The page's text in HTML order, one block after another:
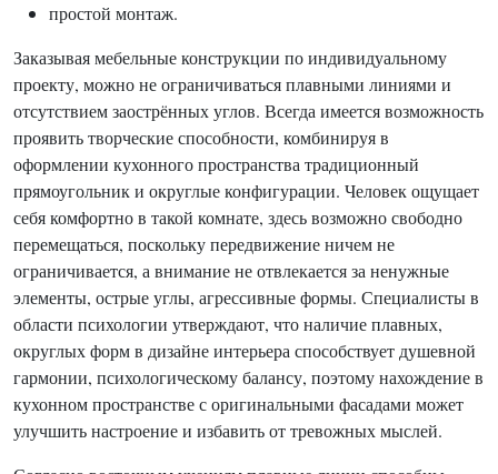
простой монтаж.
Заказывая мебельные конструкции по индивидуальному
проекту, можно не ограничиваться плавными линиями и
отсутствием заострённых углов. Всегда имеется возможность
проявить творческие способности, комбинируя в
оформлении кухонного пространства традиционный
прямоугольник и округлые конфигурации. Человек ощущает
себя комфортно в такой комнате, здесь возможно свободно
перемещаться, поскольку передвижение ничем не
ограничивается, а внимание не отвлекается за ненужные
элементы, острые углы, агрессивные формы. Специалисты в
области психологии утверждают, что наличие плавных,
округлых форм в дизайне интерьера способствует душевной
гармонии, психологическому балансу, поэтому нахождение в
кухонном пространстве с оригинальными фасадами может
улучшить настроение и избавить от тревожных мыслей.